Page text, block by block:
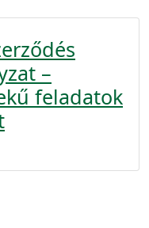
–
feladatok